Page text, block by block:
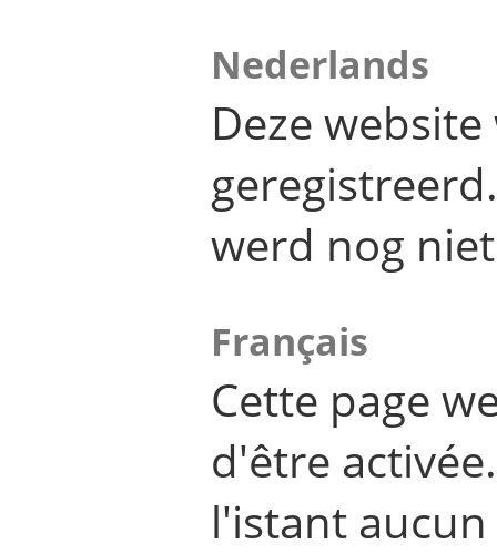
Nederlands
Deze
werd nog
Français
Cette page
d'être
l'istant